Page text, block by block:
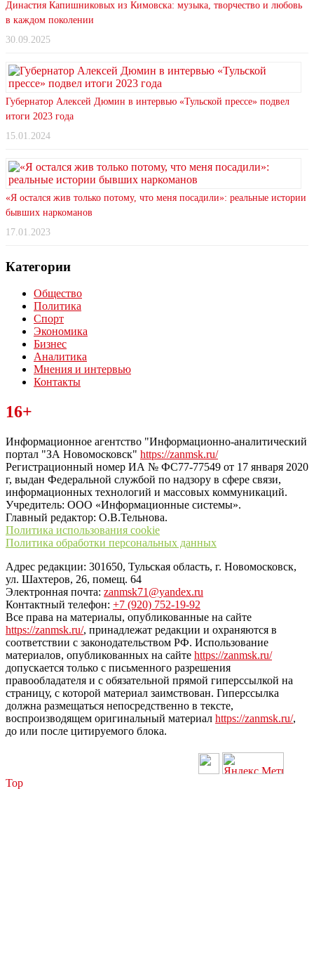
Династия Капишниковых из Кимовска: музыка, творчество и любовь
в каждом поколении
30.09.2025
Губернатор Алексей Дюмин в интервью «Тульской прессе» подвел
итоги 2023 года
15.01.2024
«Я остался жив только потому, что меня посадили»: реальные истории
бывших наркоманов
17.01.2023
Категории
Общество
Политика
Спорт
Экономика
Бизнес
Аналитика
Мнения и интервью
Контакты
Читайте последние новости дня в Тульской области на сайте
“ЗаНовомосковск”
16+
Информационное агентство "Информационно-аналитический
портал "ЗА Новомосковск" https://zanmsk.ru/
Регистрационный номер ИА № ФС77-77549 от 17 января 2020
г, выдан Федеральной службой по надзору в сфере связи,
информационных технологий и массовых коммуникаций.
Учредитель: ООО «Информационные системы».
Главный редактор: О.В.Тельнова.
Политика использования cookie
Политика обработки персональных данных
Адрес редакции: 301650, Тульская область, г. Новомосковск,
ул. Шахтеров, 26, помещ. 64
Электронная почта: zanmsk71@yandex.ru
Контактный телефон: +7 (920) 752-19-92
Все права на материалы, опубликованные на сайте
https://zanmsk.ru/, принадлежат редакции и охраняются в
соответствии с законодательством РФ. Использование
материалов, опубликованных на сайте https://zanmsk.ru/
допускается только с письменного разрешения
правообладателя и с обязательной прямой гиперссылкой на
страницу, с которой материал заимствован. Гиперссылка
должна размещаться непосредственно в тексте,
воспроизводящем оригинальный материал https://zanmsk.ru/,
до или после цитируемого блока.
Top